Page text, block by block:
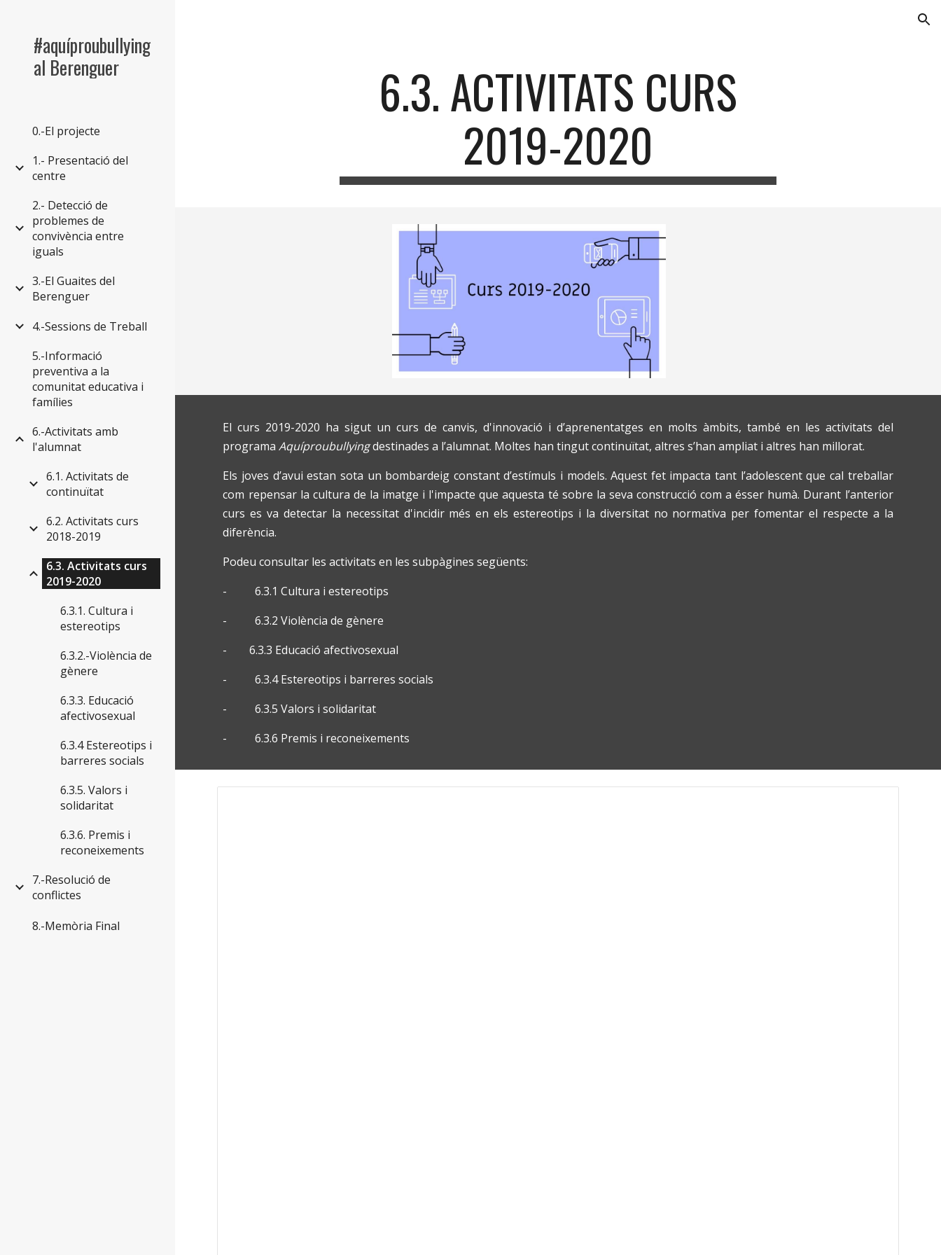
#aquíproubullying
al Berenguer
0.-El projecte
1.- Presentació del
centre
2.- Detecció de
problemes de
convivència entre
iguals
3.-El Guaites del
Berenguer
4.-Sessions de Treball
5.-Informació
preventiva a la
comunitat educativa i
famílies
6.-Activitats amb
l'alumnat
6.1. Activitats de
continuïtat
6.2. Activitats curs
2018-2019
6.3. Activitats curs
2019-2020
6.3.1. Cultura i
estereotips
6.3.2.-Violència de
gènere
6.3.3. Educació
afectivosexual
6.3.4 Estereotips i
barreres socials
6.3.5. Valors i
solidaritat
6.3.6. Premis i
reconeixements
7.-Resolució de
conflictes
8.-Memòria Final
6.3. ACTIVITATS CURS
2019-2020
El curs 2019-2020 ha sigut un curs de canvis, d'innovació i d’aprenentatges en molts àmbits, també en les activitats del
programaAquíproubullyingdestinades a l’alumnat. Moltes han tingut continuïtat, altres s’han ampliat i altres han millorat.
Els joves d’avui estan sota un bombardeig constant d’estímuls i models. Aquest fet impacta tant l’adolescent que cal treballar
com repensar la cultura de la imatge i l'impacte que aquesta té sobre la seva construcció com a ésser humà. Durant l’anterior
curs es va detectar la necessitat d'incidir més en els estereotips i la diversitat no normativa per fomentar el respecte a la
diferència.
Podeu consultar les activitats en les subpàgines següents:
- 6.3.1 Cultura i estereotips
- 6.3.2 Violència de gènere
- 6.3.3 Educació afectivosexual
- 6.3.4 Estereotips i barreres socials
- 6.3.5 Valors i solidaritat
- 6.3.6 Premis i reconeixements